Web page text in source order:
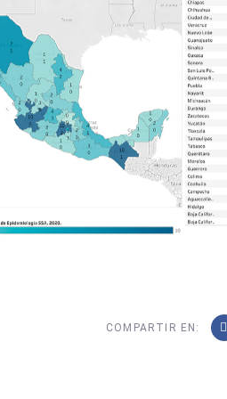
COMPARTIR EN: